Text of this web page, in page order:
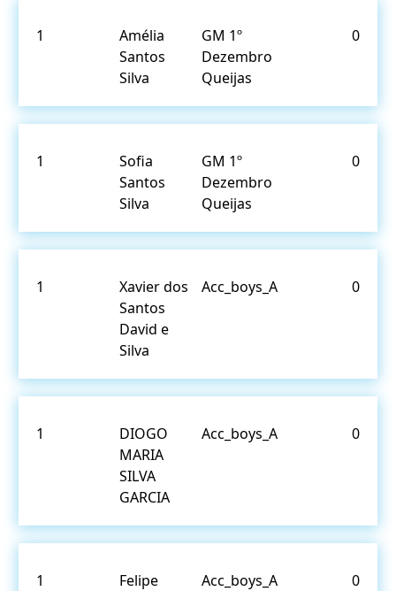
1
Amélia
Santos
Silva
GM 1º
Dezembro
Queijas
0
1
Sofia
Santos
Silva
GM 1º
Dezembro
Queijas
0
1
Xavier dos
Santos
David e
Silva
Acc_boys_A 0
1
DIOGO
MARIA
SILVA
GARCIA
Acc_boys_A 0
1
Felipe
Acc_boys_A 0